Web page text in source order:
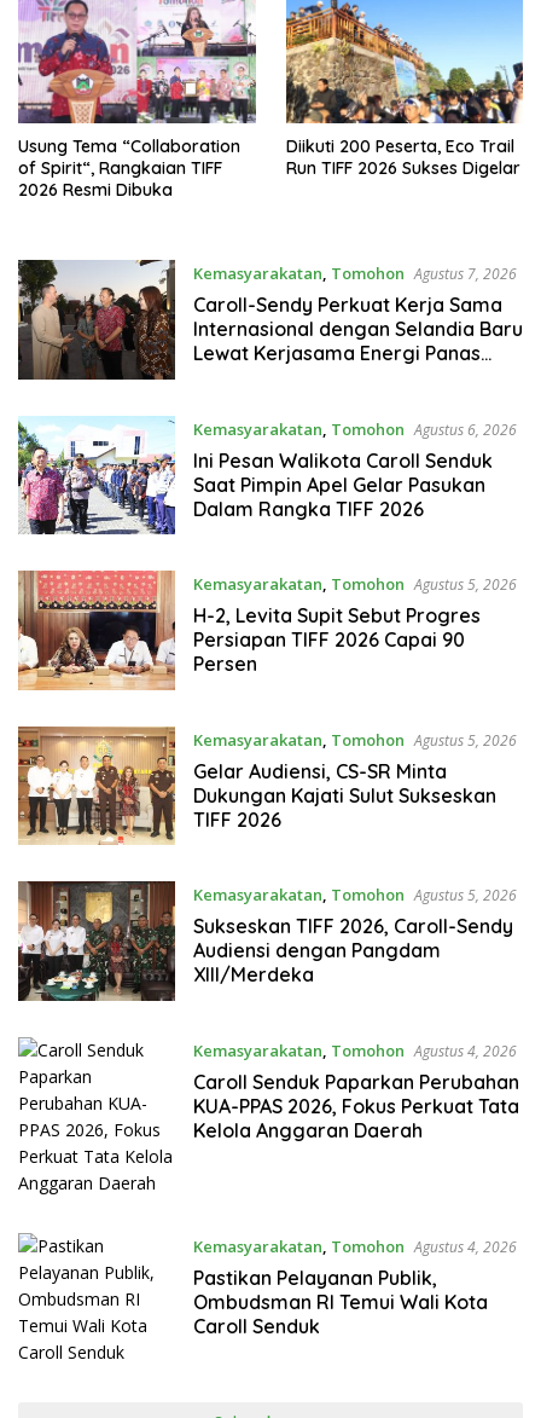
Usung Tema “Collaboration
of Spirit“, Rangkaian TIFF
2026 Resmi Dibuka
Diikuti 200 Peserta, Eco Trail
Run TIFF 2026 Sukses Digelar
Kemasyarakatan, Tomohon Agustus 7, 2026
Caroll-Sendy Perkuat Kerja Sama
Internasional dengan Selandia Baru
Lewat Kerjasama Energi Panas
Kemasyarakatan, Tomohon Agustus 6, 2026
Ini Pesan Walikota Caroll Senduk
Saat Pimpin Apel Gelar Pasukan
Dalam Rangka TIFF 2026
Kemasyarakatan, Tomohon Agustus 5, 2026
H-2, Levita Supit Sebut Progres
Persiapan TIFF 2026 Capai 90
Persen
Kemasyarakatan, Tomohon Agustus 5, 2026
Gelar Audiensi, CS-SR Minta
Dukungan Kajati Sulut Sukseskan
TIFF 2026
Kemasyarakatan, Tomohon Agustus 5, 2026
Sukseskan TIFF 2026, Caroll-Sendy
Audiensi dengan Pangdam
XIII/Merdeka
Kemasyarakatan, Tomohon Agustus 4, 2026
Caroll Senduk Paparkan Perubahan
KUA-PPAS 2026, Fokus Perkuat Tata
Kelola Anggaran Daerah
Kemasyarakatan, Tomohon Agustus 4, 2026
Pastikan Pelayanan Publik,
Ombudsman RI Temui Wali Kota
Caroll Senduk